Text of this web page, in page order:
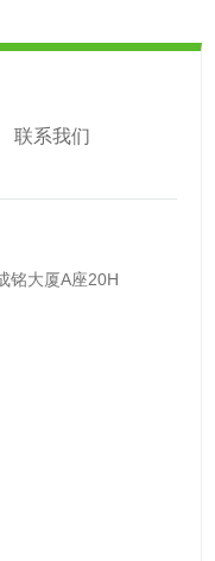
联系我们
铭大厦A座20H